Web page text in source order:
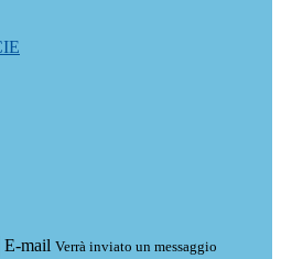
E-mail Verrà inviato un messaggio